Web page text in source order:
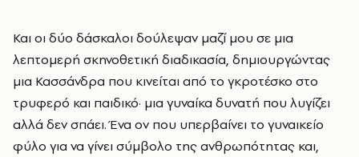
Και οι δύο δάσκαλοι δούλεψαν μαζί μου σε μια
λεπτομερή σκηνοθετική διαδικασία, δημιουργώντας
μια Κασσάνδρα που κινείται από το γκροτέσκο στο
τρυφερό και παιδικό· μια γυναίκα δυνατή που λυγίζει
αλλά δεν σπάει. Ένα ον που υπερβαίνει το γυναικείο
φύλο για να γίνει σύμβολο της ανθρωπότητας και,